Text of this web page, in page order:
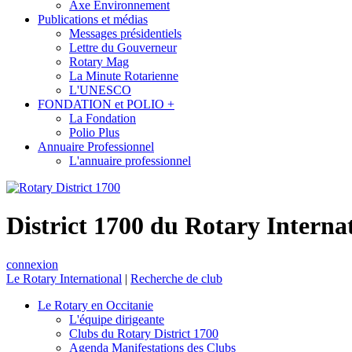
Axe Environnement
Publications et médias
Messages présidentiels
Lettre du Gouverneur
Rotary Mag
La Minute Rotarienne
L'UNESCO
FONDATION et POLIO +
La Fondation
Polio Plus
Annuaire Professionnel
L'annuaire professionnel
District 1700 du Rotary
connexion
Le Rotary International | Recherche de club
Le Rotary en Occitanie
L'équipe dirigeante
Clubs du Rotary District 1700
Agenda Manifestations des Clubs